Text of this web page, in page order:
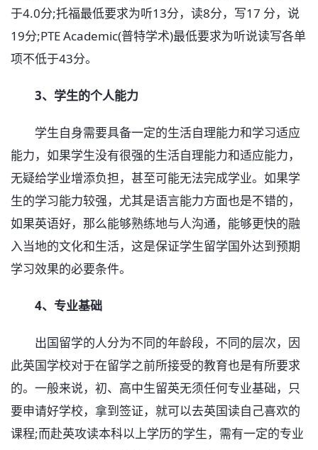
于4.0分;托福最低要求为听13分，读8分，写17 分，说
19分;PTE Academic(普特学术)最低要求为听说读写各单
项不低于43分。
3、学生的个人能力
学生自身需要具备一定的生活自理能力和学习适应
能力，如果学生没有很强的生活自理能力和适应能力，
无疑给学业增添负担，甚至可能无法完成学业。如果学
生的学习能力较强，尤其是语言能力方面也是不错的，
如果英语好，那么能够熟练地与人沟通，能够更快的融
入当地的文化和生活，这是保证学生留学国外达到预期
学习效果的必要条件。
4、专业基础
出国留学的人分为不同的年龄段，不同的层次，因
此英国学校对于在留学之前所接受的教育也是有所要求
的。一般来说，初、高中生留英无须任何专业基础，只
要申请好学校，拿到签证，就可以去英国读自己喜欢的
课程;而赴英攻读本科以上学历的学生，需有一定的专业